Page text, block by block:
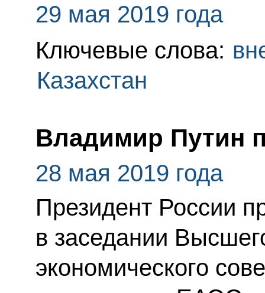
29 мая 2019 года
Ключевые слова:
Казахстан
Владимир Путин
28 мая 2019 года
Президент России
в заседании
экономического